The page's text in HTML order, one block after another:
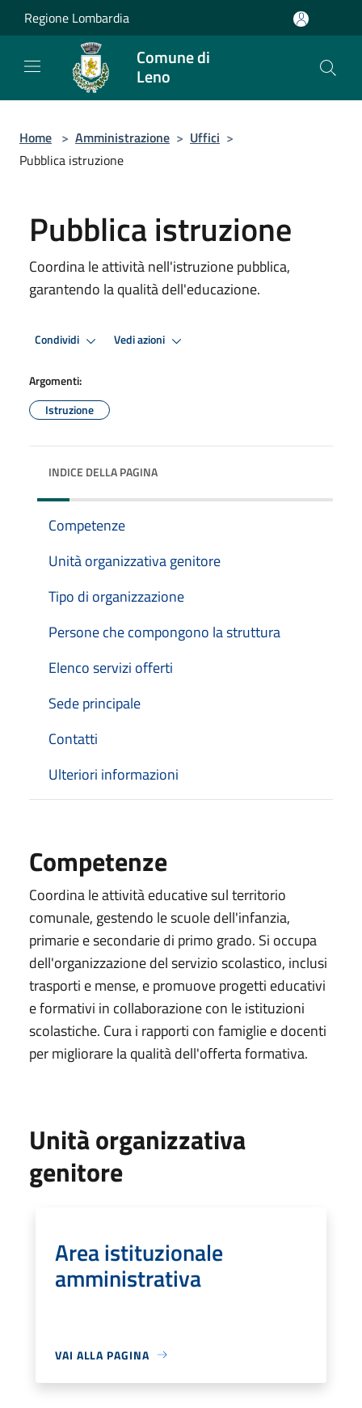
Salta al contenuto principale
Regione Lombardia
Comune di
Leno
Home > Amministrazione > Uffici >
Pubblica istruzione
Pubblica istruzione
Coordina le attività nell'istruzione pubblica,
garantendo la qualità dell'educazione.
Condividi Vedi azioni
Argomenti:
Istruzione
INDICE DELLA PAGINA
Competenze
Unità organizzativa genitore
Tipo di organizzazione
Persone che compongono la struttura
Elenco servizi offerti
Sede principale
Contatti
Ulteriori informazioni
Competenze
Coordina le attività educative sul territorio
comunale, gestendo le scuole dell'infanzia,
primarie e secondarie di primo grado. Si occupa
dell'organizzazione del servizio scolastico, inclusi
trasporti e mense, e promuove progetti educativi
e formativi in collaborazione con le istituzioni
scolastiche. Cura i rapporti con famiglie e docenti
per migliorare la qualità dell'offerta formativa.
Unità organizzativa
genitore
Area istituzionale
amministrativa
VAI ALLA PAGINA